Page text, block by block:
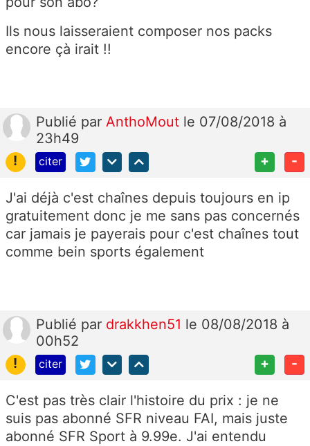
Ils nous laisseraient composer nos packs
encore çà irait !!
Publié par AnthoMout le 07/08/2018 à
23h49
!
citer + -
J'ai déjà c'est chaînes depuis toujours en ip
gratuitement donc je me sans pas concernés
car jamais je payerais pour c'est chaînes tout
comme bein sports également
Publié par drakkhen51 le 08/08/2018 à
00h52
!
citer + -
C'est pas très clair l'histoire du prix : je ne
suis pas abonné SFR niveau FAI, mais juste
abonné SFR Sport à 9.99e. J'ai entendu